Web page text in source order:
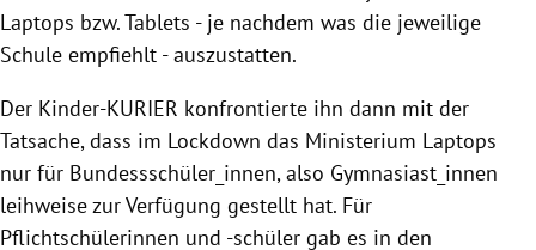
Laptops bzw. Tablets - je nachdem was die jeweilige
Schule empfiehlt - auszustatten.
Der Kinder-KURIER konfrontierte ihn dann mit der
Tatsache, dass im Lockdown das Ministerium Laptops
nur für Bundessschüler_innen, also Gymnasiast_innen
leihweise zur Verfügung gestellt hat. Für
Pflichtschülerinnen und -schüler gab es in den